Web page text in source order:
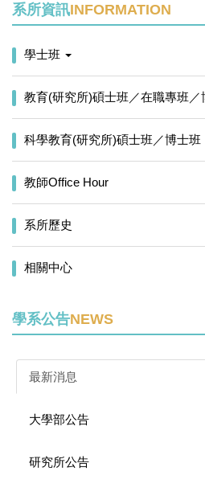
系所資訊INFORMATION
學士班
教育(研究所)碩士班／在職專班／
科學教育(研究所)碩士班／博士班
教師Office Hour
系所歷史
相關中心
學系公告NEWS
最新消息
大學部公告
研究所公告